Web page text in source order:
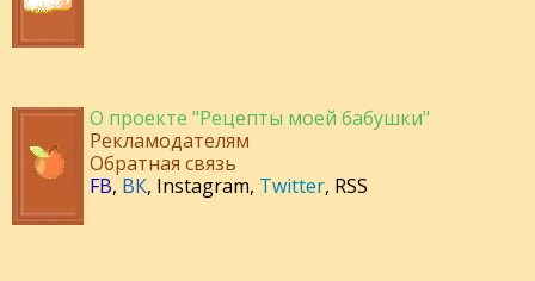
О проекте "Рецепты моей бабушки"
Рекламодателям
Обратная связь
FB, ВК, Instagram, Twitter, RSS